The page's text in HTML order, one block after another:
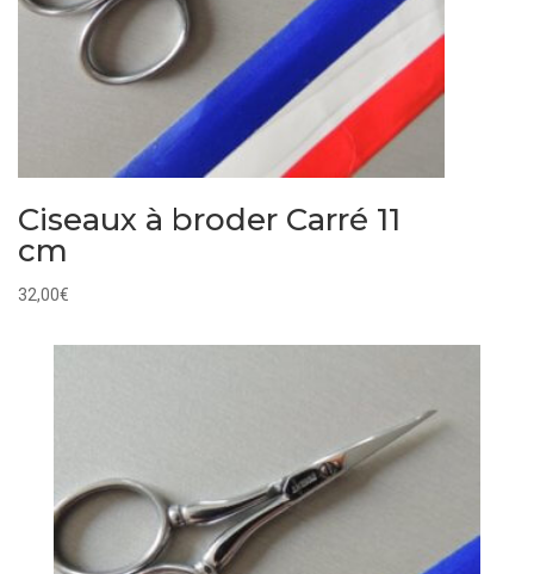
Ciseaux à broder Carré 11
cm
32,00€